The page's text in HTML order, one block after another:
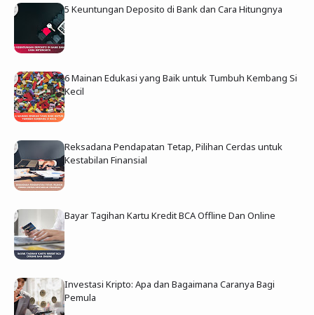
5 Keuntungan Deposito di Bank dan Cara Hitungnya
6 Mainan Edukasi yang Baik untuk Tumbuh Kembang Si
Kecil
Reksadana Pendapatan Tetap, Pilihan Cerdas untuk
Kestabilan Finansial
Bayar Tagihan Kartu Kredit BCA Offline Dan Online
Investasi Kripto: Apa dan Bagaimana Caranya Bagi
Pemula